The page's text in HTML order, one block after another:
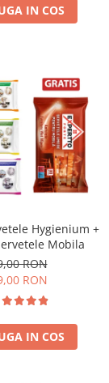
IN COS
Hygienium +
Mobila
RON
RON
IN COS